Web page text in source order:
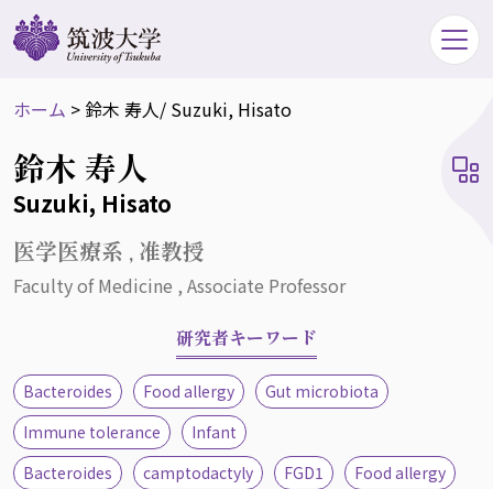
ホーム > 鈴木 寿人/ Suzuki, Hisato
鈴木 寿人
Suzuki, Hisato
医学医療系 , 准教授
Faculty of Medicine , Associate Professor
研究者キーワード
Bacteroides Food allergy
Gut microbiota
Immune tolerance
Infant
Bacteroides
camptodactyly FGD1
Food allergy